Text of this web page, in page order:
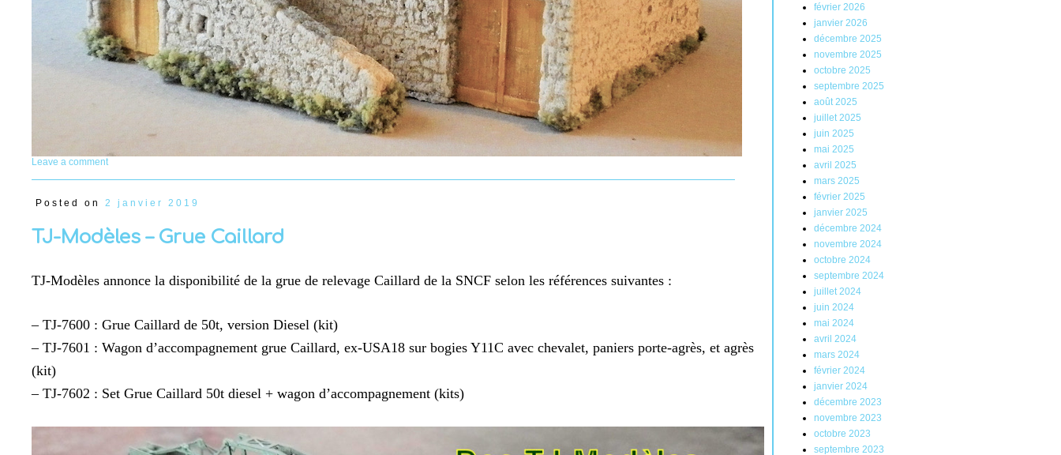
Leave a comment
Posted on 2 janvier 2019
TJ-Modèles – Grue Caillard
TJ-Modèles annonce la disponibilité de la grue de relevage Caillard de la SNCF selon les références suivantes :
– TJ-7600 : Grue Caillard de 50t, version Diesel (kit)
– TJ-7601 : Wagon d’accompagnement grue Caillard, ex-USA18 sur bogies Y11C avec chevalet, paniers porte-agrès, et agrès
(kit)
– TJ-7602 : Set Grue Caillard 50t diesel + wagon d’accompagnement (kits)
février 2026
janvier 2026
décembre 2025
novembre 2025
octobre 2025
septembre 2025
août 2025
juillet 2025
juin 2025
mai 2025
avril 2025
mars 2025
février 2025
janvier 2025
décembre 2024
novembre 2024
octobre 2024
septembre 2024
juillet 2024
juin 2024
mai 2024
avril 2024
mars 2024
février 2024
janvier 2024
décembre 2023
novembre 2023
octobre 2023
septembre 2023